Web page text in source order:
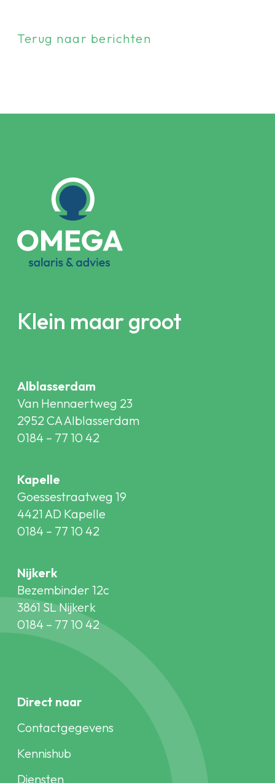
Terug naar berichten
Klein maar groot
Alblasserdam
Van Hennaertweg 23
2952 CA Alblasserdam
0184 – 77 10 42
Kapelle
Goessestraatweg 19
4421 AD Kapelle
0184 – 77 10 42
Nijkerk
Bezembinder 12c
3861 SL Nijkerk
0184 – 77 10 42
Direct naar
Contactgegevens
Kennishub
Diensten